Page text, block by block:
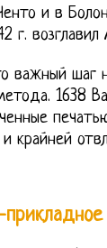
и в
г.
важный шаг
1638
крайней